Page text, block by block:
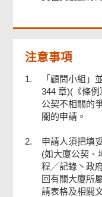
注意事項
1.
「顧問小組」
344 章)(《條
公契不相關的
關的申請。
2.
申請人須把填
(如大廈公契、
程╱記錄丶政
回有關大廈所
請表格及相關